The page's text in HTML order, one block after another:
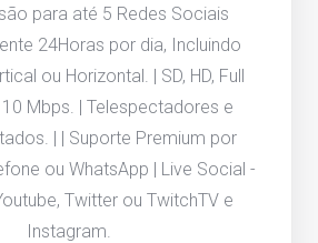
para até 5 Redes Sociais
24Horas por dia, Incluindo
ou Horizontal. | SD, HD, Full
Mbps. | Telespectadores e
| | Suporte Premium por
ou WhatsApp | Live Social -
Twitter ou TwitchTV e
Instagram.